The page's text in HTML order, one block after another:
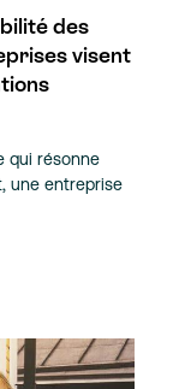
des
visent
qui résonne
une entreprise